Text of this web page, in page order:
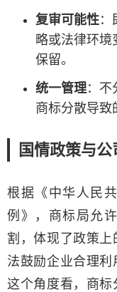
复审可能性：
略或法律环
保留。
统一管理：不
商标分散导致
国情政策与
根据《中华人民
例》，商标局允
割，体现了政策
法鼓励企业合理
这个角度看，商标